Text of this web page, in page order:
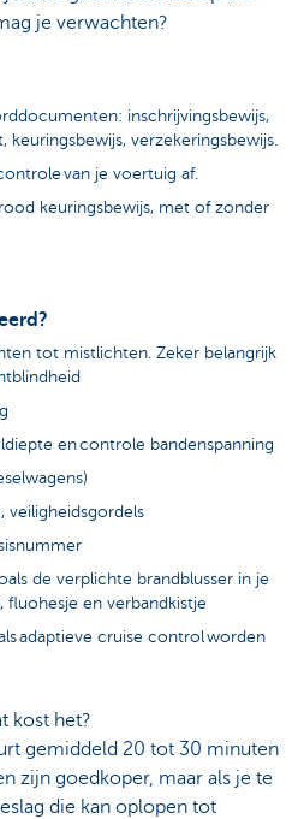
je verwachten?
inschrijvingsbewijs,
keuringsbewijs, verzekeringsbewijs.
van je voertuig af.
keuringsbewijs, met of zonder
tot mistlichten. Zeker belangrijk
en controle bandenspanning
veiligheidsgordels
de verplichte brandblusser in je
fluohesje en verbandkistje
adaptieve cruise control worden
kost het?
gemiddeld 20 tot 30 minuten
zijn goedkoper, maar als je te
die kan oplopen tot